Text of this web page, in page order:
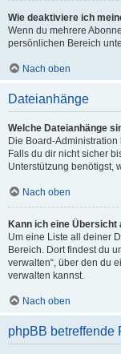
Wie deaktiviere ich
Wenn du mehrere
persönlichen Bereich
Nach oben
Dateianhänge
Welche Dateianhänge
Die Board-
Falls du dir nicht sicher
Unterstützung benötigst,
Nach oben
Kann ich eine
Um eine Liste all deiner
Bereich. Dort findest du
verwalten“, über den du
verwalten kannst.
Nach oben
phpBB betreffende